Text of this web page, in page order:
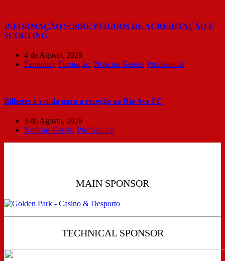
INFORMAÇÃO SOBRE PEDIDOS DE ACREDITAÇÃO E
SCOUTING
4 de Agosto, 2026
Feminino, Formação, Notícias Gerais, Profissional
Bilhetes à venda para a receção ao Rio Ave FC
3 de Agosto, 2026
Notícias Gerais, Profissional
MAIN SPONSOR
TECHNICAL SPONSOR